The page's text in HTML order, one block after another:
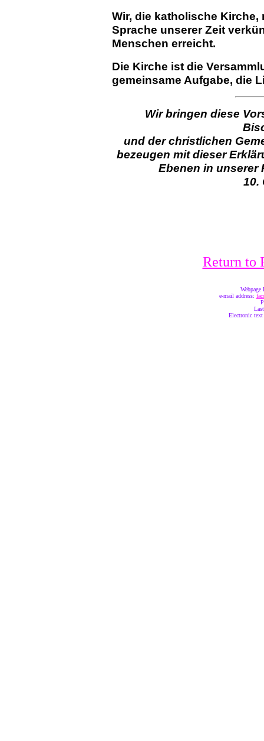
Wir, die katholische
Sprache unserer Zeit
Menschen erreicht.
Die Kirche ist die
gemeinsame Aufgabe, die
Wir bringen diese
und der christlichen
bezeugen mit dieser
Ebenen in unserer
10.
Return to
e-mail address:
Electronic